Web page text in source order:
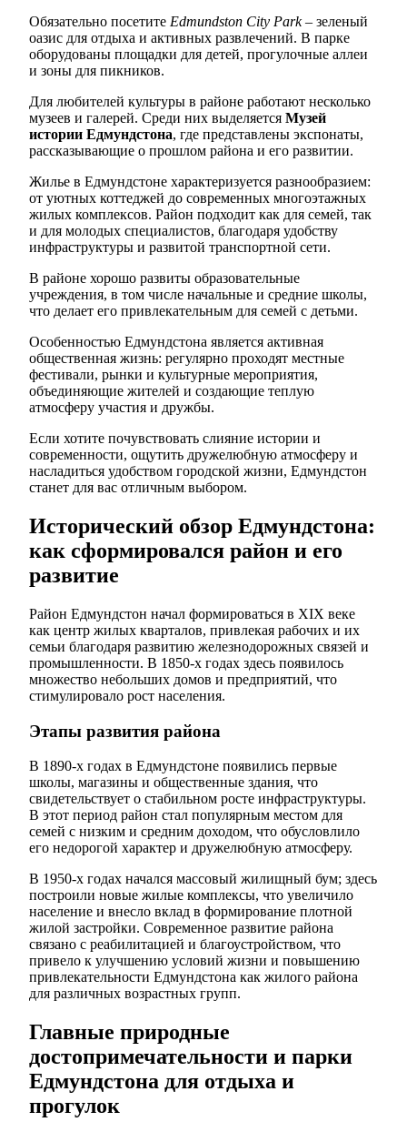
Обязательно посетите Edmundston City Park– зеленый
оазис для отдыха и активных развлечений. В парке
оборудованы площадки для детей, прогулочные аллеи
и зоны для пикников.
Для любителей культуры в районе работают несколько
музеев и галерей. Среди них выделяется Музей
истории Едмундстона, где представлены экспонаты,
рассказывающие о прошлом района и его развитии.
Жилье в Едмундстоне характеризуется разнообразием:
от уютных коттеджей до современных многоэтажных
жилых комплексов. Район подходит как для семей, так
и для молодых специалистов, благодаря удобству
инфраструктуры и развитой транспортной сети.
В районе хорошо развиты образовательные
учреждения, в том числе начальные и средние школы,
что делает его привлекательным для семей с детьми.
Особенностью Едмундстона является активная
общественная жизнь: регулярно проходят местные
фестивали, рынки и культурные мероприятия,
объединяющие жителей и создающие теплую
атмосферу участия и дружбы.
Если хотите почувствовать слияние истории и
современности, ощутить дружелюбную атмосферу и
насладиться удобством городской жизни, Едмундстон
станет для вас отличным выбором.
Исторический обзор Едмундстона:
как сформировался район и его
развитие
Район Едмундстон начал формироваться в XIX веке
как центр жилых кварталов, привлекая рабочих и их
семьи благодаря развитию железнодорожных связей и
промышленности. В 1850-х годах здесь появилось
множество небольших домов и предприятий, что
стимулировало рост населения.
Этапы развития района
В 1890-х годах в Едмундстоне появились первые
школы, магазины и общественные здания, что
свидетельствует о стабильном росте инфраструктуры.
В этот период район стал популярным местом для
семей с низким и средним доходом, что обусловлило
его недорогой характер и дружелюбную атмосферу.
В 1950-х годах начался массовый жилищный бум; здесь
построили новые жилые комплексы, что увеличило
население и внесло вклад в формирование плотной
жилой застройки. Современное развитие района
связано с реабилитацией и благоустройством, что
привело к улучшению условий жизни и повышению
привлекательности Едмундстона как жилого района
для различных возрастных групп.
Главные природные
достопримечательности и парки
Едмундстона для отдыха и
прогулок